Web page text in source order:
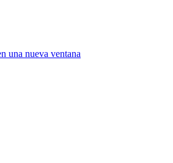
una nueva ventana